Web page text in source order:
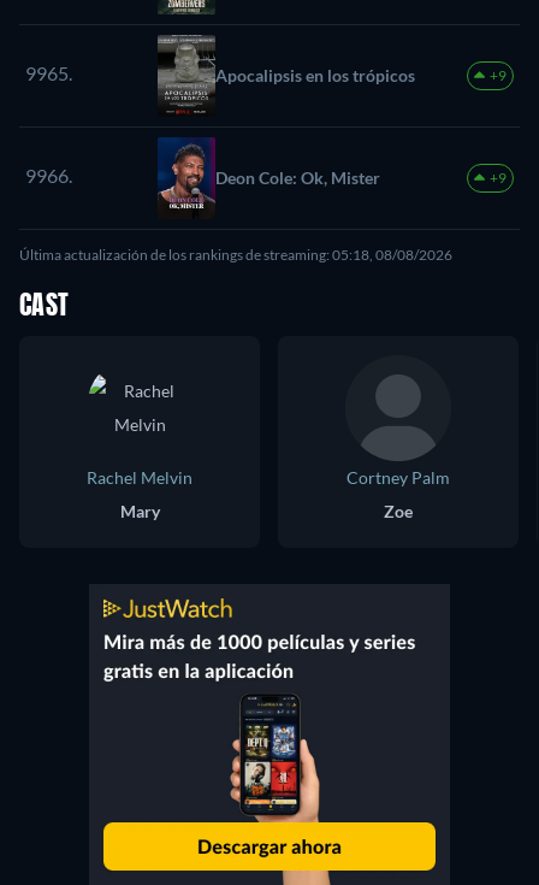
9965. Apocalipsis en los trópicos +9
9966. Deon Cole: Ok, Mister +9
Última actualización de los rankings de streaming: 05:18, 08/08/2026
CAST
Rachel Melvin
Mary
Cortney Palm
Zoe